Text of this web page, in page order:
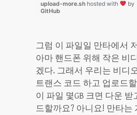
upload-more.sh hosted with
by
GitHub
그럼 이 파일일 만타에서
아마 핸드폰 위해 작은 비
겠다. 그래서 우리는 비디
트랜스 코드 하고 업로드
이 파일 몇GB 크면 다운 받
드할까요? 아니요! 만타는